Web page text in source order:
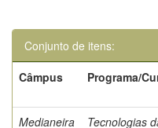
Conjunto de itens:
Câmpus
Programa/
Medianeira
Tecnologias